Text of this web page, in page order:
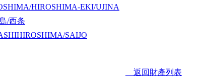
HIROSHIMA-EKI/UJINA
/西条
SAIJO
返回財產列表